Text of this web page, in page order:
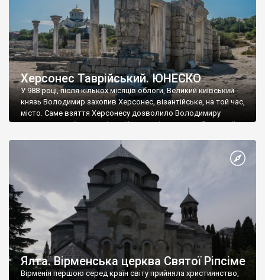
Херсонес Таврійський. ЮНЕСКО
У 988 році, після кількох місяців облоги, Великий київський
князь Володимир захопив Херсонес, візантійське, на той час,
місто. Саме взяття Херсонесу дозволило Володимиру
диктувати свої умови візантійському імператору Василю ІІ, та
Херсонесі Володимир-язичник, став Василем-християнином.
А потім було Хрещення Русі. На честь Херсонесу Таврійського
Ялта. Вірменська церква Святої Ріпсіме
Вірменія першою серед країн світу прийняла християнство,